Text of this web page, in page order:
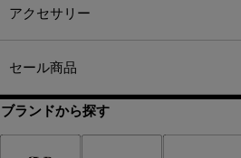
アクセサリー
セール商品
ブランドから探す